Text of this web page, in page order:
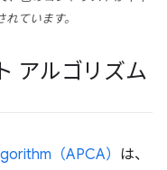
ています。
アルゴリズム
（APCA） は、